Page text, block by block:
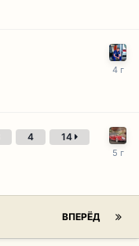
4 14
ВПЕРЁД